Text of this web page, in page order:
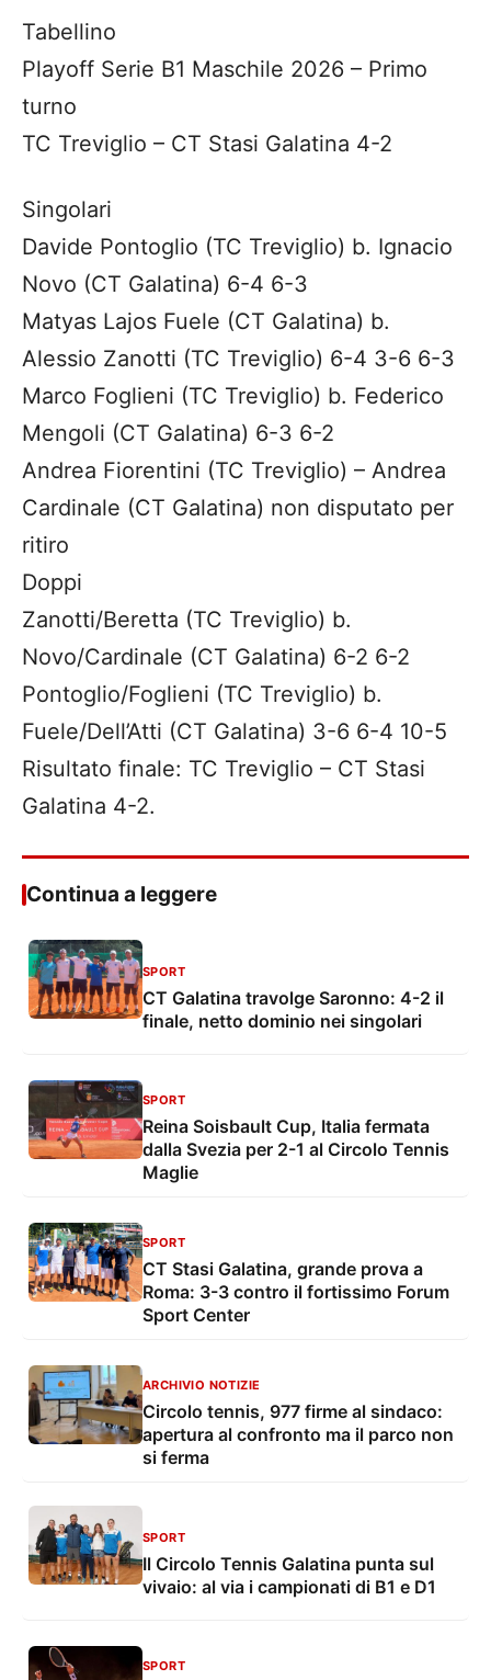
Tabellino
Playoff Serie B1 Maschile 2026 – Primo
turno
TC Treviglio – CT Stasi Galatina 4-2
Singolari
Davide Pontoglio (TC Treviglio) b. Ignacio
Novo (CT Galatina) 6-4 6-3
Matyas Lajos Fuele (CT Galatina) b.
Alessio Zanotti (TC Treviglio) 6-4 3-6 6-3
Marco Foglieni (TC Treviglio) b. Federico
Mengoli (CT Galatina) 6-3 6-2
Andrea Fiorentini (TC Treviglio) – Andrea
Cardinale (CT Galatina) non disputato per
ritiro
Doppi
Zanotti/Beretta (TC Treviglio) b.
Novo/Cardinale (CT Galatina) 6-2 6-2
Pontoglio/Foglieni (TC Treviglio) b.
Fuele/Dell’Atti (CT Galatina) 3-6 6-4 10-5
Risultato finale: TC Treviglio – CT Stasi
Galatina 4-2.
Continua a leggere
SPORT
CT Galatina travolge Saronno: 4-2 il
finale, netto dominio nei singolari
SPORT
Reina Soisbault Cup, Italia fermata
dalla Svezia per 2-1 al Circolo Tennis
Maglie
SPORT
CT Stasi Galatina, grande prova a
Roma: 3-3 contro il fortissimo Forum
Sport Center
ARCHIVIO NOTIZIE
Circolo tennis, 977 firme al sindaco:
apertura al confronto ma il parco non
si ferma
SPORT
Il Circolo Tennis Galatina punta sul
vivaio: al via i campionati di B1 e D1
SPORT